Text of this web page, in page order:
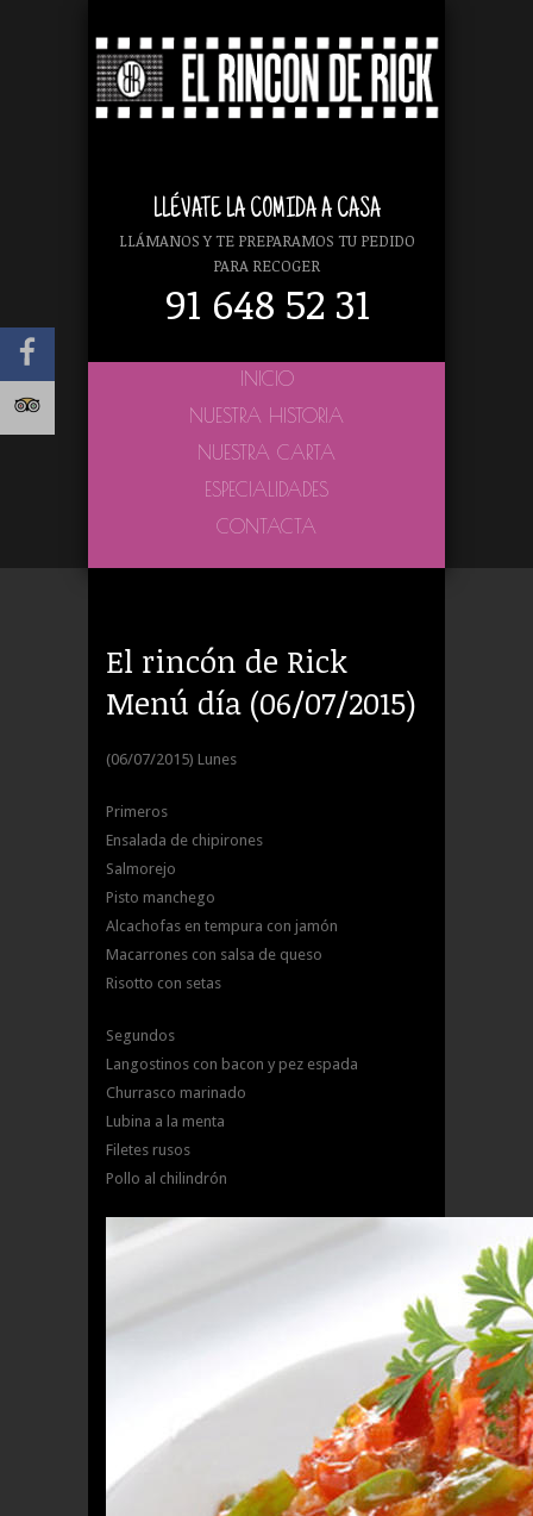
LLÉVATE LA COMIDA A CASA
LLÁMANOS Y TE PREPARAMOS TU PEDIDO
PARA RECOGER
91 648 52 31
INICIO
NUESTRA HISTORIA
NUESTRA CARTA
ESPECIALIDADES
CONTACTA
El rincón de Rick
Menú día (06/07/2015)
(06/07/2015) Lunes
Primeros
Ensalada de chipirones
Salmorejo
Pisto manchego
Alcachofas en tempura con jamón
Macarrones con salsa de queso
Risotto con setas
Segundos
Langostinos con bacon y pez espada
Churrasco marinado
Lubina a la menta
Filetes rusos
Pollo al chilindrón